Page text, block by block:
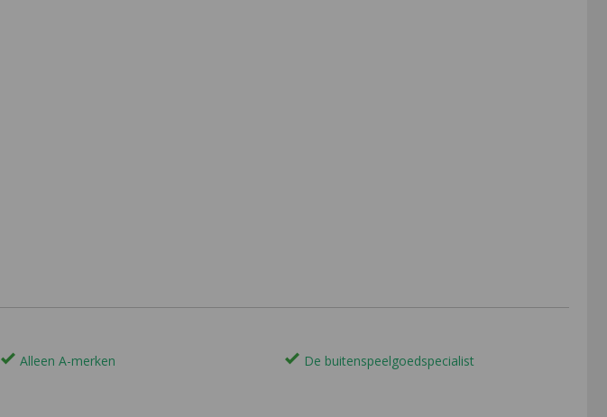
Alleen A-merken De buitenspeelgoedspecialist